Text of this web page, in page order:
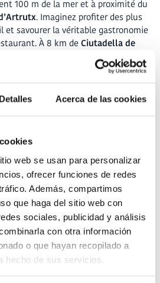
Detalles Acerca de las cookies
web se usan para personalizar
ofrecer funciones de redes
Además, compartimos
que haga del sitio web con
sociales, publicidad y análisis
con otra información
o que hayan recopilado a
hecho de sus servicios.
100 m de la mer et à proximité du
. Imaginez profiter des plus
et savourer la véritable gastronomie
À 8 km deCiutadella de
de vues spectaculaires, c’est votre
explorer les plages aux eaux
Illa del Rey, 159,
- Ciutadella de Menorca
871 60 83 02